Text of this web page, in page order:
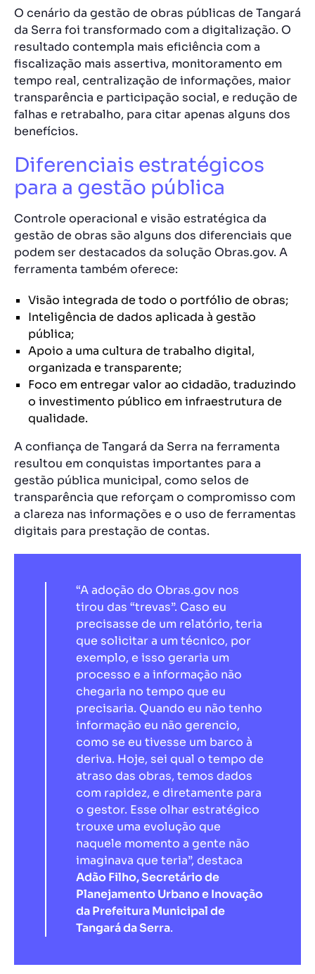
O cenário da gestão de obras públicas de Tangará
da Serra foi transformado com a digitalização. O
resultado contempla mais eficiência com a
fiscalização mais assertiva, monitoramento em
tempo real, centralização de informações, maior
transparência e participação social, e redução de
falhas e retrabalho, para citar apenas alguns dos
benefícios.
Diferenciais estratégicos
para a gestão pública
Controle operacional e visão estratégica da
gestão de obras são alguns dos diferenciais que
podem ser destacados da solução Obras.gov. A
ferramenta também oferece:
Visão integrada de todo o portfólio de obras;
Inteligência de dados aplicada à gestão
pública;
Apoio a uma cultura de trabalho digital,
organizada e transparente;
Foco em entregar valor ao cidadão, traduzindo
o investimento público em infraestrutura de
qualidade.
A confiança de Tangará da Serra na ferramenta
resultou em conquistas importantes para a
gestão pública municipal, como selos de
transparência que reforçam o compromisso com
a clareza nas informações e o uso de ferramentas
digitais para prestação de contas.
“A adoção do Obras.gov nos
tirou das “trevas”. Caso eu
precisasse de um relatório, teria
que solicitar a um técnico, por
exemplo, e isso geraria um
processo e a informação não
chegaria no tempo que eu
precisaria. Quando eu não tenho
informação eu não gerencio,
como se eu tivesse um barco à
deriva. Hoje, sei qual o tempo de
atraso das obras, temos dados
com rapidez, e diretamente para
o gestor. Esse olhar estratégico
trouxe uma evolução que
naquele momento a gente não
imaginava que teria”, destaca
Adão Filho, Secretário de
Planejamento Urbano e Inovação
da Prefeitura Municipal de
Tangará da Serra.